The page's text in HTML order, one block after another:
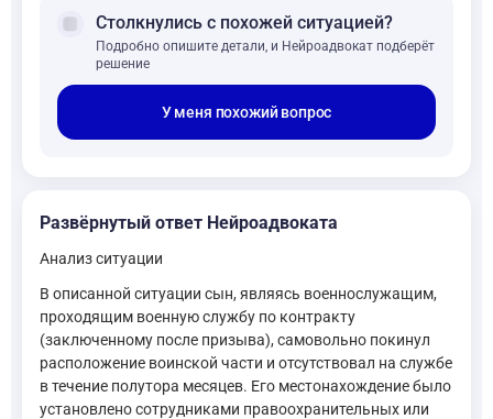
forum Столкнулись с похожей ситуацией?
Подробно опишите детали, и Нейроадвокат подберёт
решение
У меня похожий вопрос
Развёрнутый ответ Нейроадвоката
Анализ ситуации
В описанной ситуации сын, являясь военнослужащим,
проходящим военную службу по контракту
(заключенному после призыва), самовольно покинул
расположение воинской части и отсутствовал на службе
в течение полутора месяцев. Его местонахождение было
установлено сотрудниками правоохранительных или